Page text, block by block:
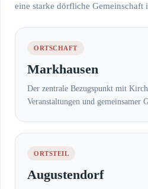
eine starke dörfliche Gemeinschaft
ORTSCHAFT
Markhausen
Der zentrale Bezugspunkt mit
Veranstaltungen und gemeinsamer
ORTSTEIL
Augustendorf